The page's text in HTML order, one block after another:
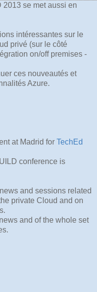
2013 se met aussi en
intéressantes sur le
privé (sur le côté
on/off premises -
ces nouveautés et
Azure.
at Madrid for TechEd
conference is
and sessions related
private Cloud and on
and of the whole set